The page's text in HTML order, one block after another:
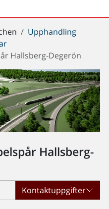
Upphandling
Hallsberg-Degerön
Hallsberg-
Kontaktuppgifter